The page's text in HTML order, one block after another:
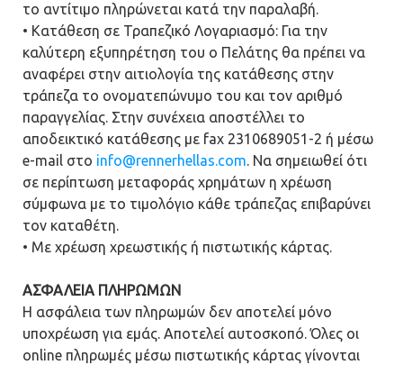
το αντίτιμο πληρώνεται κατά την παραλαβή.
• Κατάθεση σε Τραπεζικό Λογαριασμό: Για την
καλύτερη εξυπηρέτηση του ο Πελάτης θα πρέπει να
αναφέρει στην αιτιολογία της κατάθεσης στην
τράπεζα το ονοματεπώνυμο του και τον αριθμό
παραγγελίας. Στην συνέχεια αποστέλλει το
αποδεικτικό κατάθεσης με fax 2310689051-2 ή μέσω
e-mail στο info@rennerhellas.com. Nα σημειωθεί ότι
σε περίπτωση μεταφοράς χρημάτων η χρέωση
σύμφωνα με το τιμολόγιο κάθε τράπεζας επιβαρύνει
τον καταθέτη.
• Με χρέωση χρεωστικής ή πιστωτικής κάρτας.
ΑΣΦΑΛΕΙΑ ΠΛΗΡΩΜΩΝ
H ασφάλεια των πληρωμών δεν αποτελεί μόνο
υποχρέωση για εμάς. Αποτελεί αυτοσκοπό. Όλες οι
online πληρωμές μέσω πιστωτικής κάρτας γίνονται